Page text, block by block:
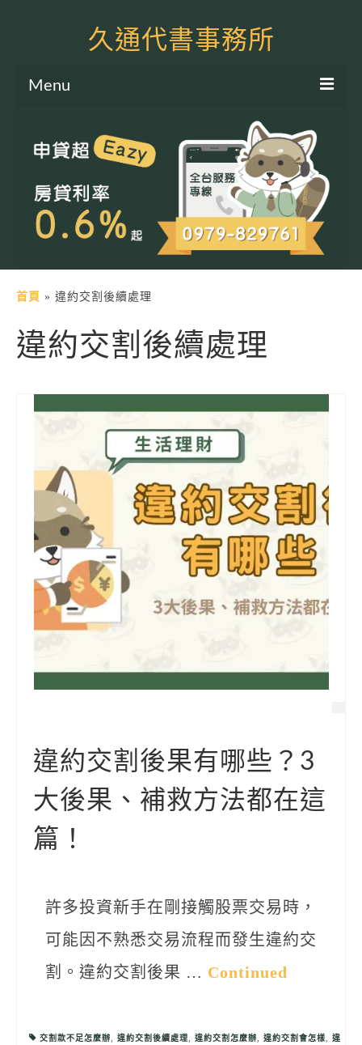
久通代書事務所
Menu
土地二胎申貸
房屋二胎申貸
軍公教貸款
土地貸款
房屋貸款
信用貸款
代書貸款
銀行貸款
其他貸款
申貸Q&A
久通專欄
時事解析
生活理財
首頁 » 違約交割後續處理
違約交割後續處理
違約交割後果有哪些？3
大後果、補救方法都在這
篇！
許多投資新手在剛接觸股票交易時，
可能因不熟悉交易流程而發生違約交
割。違約交割後果 … Continued
交割款不足怎麼辦, 違約交割後續處理, 違約交割怎麼辦, 違約交割會怎樣, 違